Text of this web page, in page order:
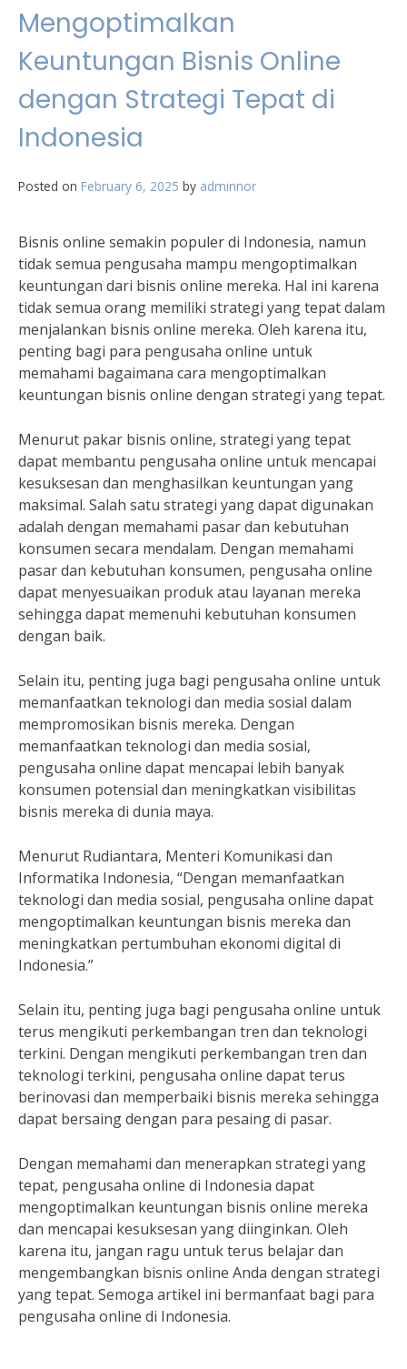
Mengoptimalkan
Keuntungan Bisnis Online
dengan Strategi Tepat di
Indonesia
Posted on February 6, 2025 by adminnor
Bisnis online semakin populer di Indonesia, namun
tidak semua pengusaha mampu mengoptimalkan
keuntungan dari bisnis online mereka. Hal ini karena
tidak semua orang memiliki strategi yang tepat dalam
menjalankan bisnis online mereka. Oleh karena itu,
penting bagi para pengusaha online untuk
memahami bagaimana cara mengoptimalkan
keuntungan bisnis online dengan strategi yang tepat.
Menurut pakar bisnis online, strategi yang tepat
dapat membantu pengusaha online untuk mencapai
kesuksesan dan menghasilkan keuntungan yang
maksimal. Salah satu strategi yang dapat digunakan
adalah dengan memahami pasar dan kebutuhan
konsumen secara mendalam. Dengan memahami
pasar dan kebutuhan konsumen, pengusaha online
dapat menyesuaikan produk atau layanan mereka
sehingga dapat memenuhi kebutuhan konsumen
dengan baik.
Selain itu, penting juga bagi pengusaha online untuk
memanfaatkan teknologi dan media sosial dalam
mempromosikan bisnis mereka. Dengan
memanfaatkan teknologi dan media sosial,
pengusaha online dapat mencapai lebih banyak
konsumen potensial dan meningkatkan visibilitas
bisnis mereka di dunia maya.
Menurut Rudiantara, Menteri Komunikasi dan
Informatika Indonesia, “Dengan memanfaatkan
teknologi dan media sosial, pengusaha online dapat
mengoptimalkan keuntungan bisnis mereka dan
meningkatkan pertumbuhan ekonomi digital di
Indonesia.”
Selain itu, penting juga bagi pengusaha online untuk
terus mengikuti perkembangan tren dan teknologi
terkini. Dengan mengikuti perkembangan tren dan
teknologi terkini, pengusaha online dapat terus
berinovasi dan memperbaiki bisnis mereka sehingga
dapat bersaing dengan para pesaing di pasar.
Dengan memahami dan menerapkan strategi yang
tepat, pengusaha online di Indonesia dapat
mengoptimalkan keuntungan bisnis online mereka
dan mencapai kesuksesan yang diinginkan. Oleh
karena itu, jangan ragu untuk terus belajar dan
mengembangkan bisnis online Anda dengan strategi
yang tepat. Semoga artikel ini bermanfaat bagi para
pengusaha online di Indonesia.